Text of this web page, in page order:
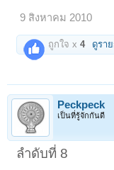
9 สิงหาคม 2010
ถูกใจ x4 ดูรา
Peckpeck
เป็นที่รู้จักกันดี
ลำดับที่ 8